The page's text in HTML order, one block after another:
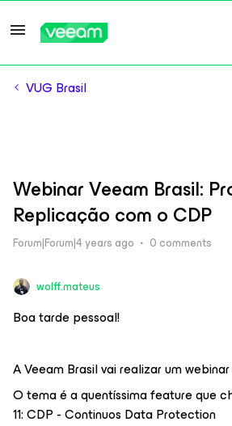
VUG Brasil
Webinar Veeam Brasil:
Replicação com o CDP
Forum|Forum|4 years ago 0 comments
wolff.mateus
Boa tarde pessoal!
A Veeam Brasil vai realizar um
O tema é a quentíssima feature que
11: CDP - Continuos Data Protection